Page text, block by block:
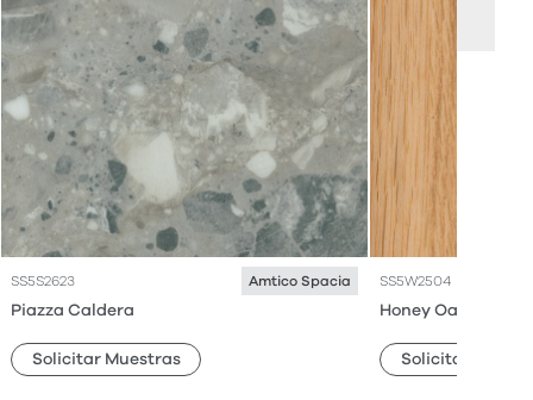
SS5S2623 Amtico Spacia
Piazza Caldera
Solicitar Muestras
SS5W2504
Honey Oak
Solicitar